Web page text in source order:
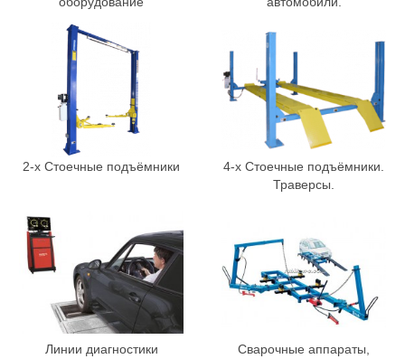
2-х Стоечные подъёмники
4-х Стоечные подъёмники.
Траверсы.
Линии диагностики
Сварочные аппараты,